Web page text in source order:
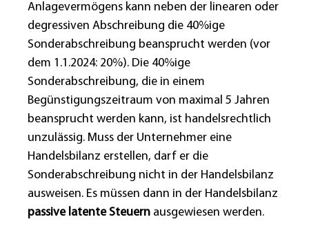
Anlagevermögens kann neben der linearen oder
degressiven Abschreibung die 40%ige
Sonderabschreibung beansprucht werden (vor
dem 1.1.2024: 20%). Die 40%ige
Sonderabschreibung, die in einem
Begünstigungszeitraum von maximal 5 Jahren
beansprucht werden kann, ist handelsrechtlich
unzulässig. Muss der Unternehmer eine
Handelsbilanz erstellen, darf er die
Sonderabschreibung nicht in der Handelsbilanz
ausweisen. Es müssen dann in der Handelsbilanz
passive latente Steuern ausgewiesen werden.